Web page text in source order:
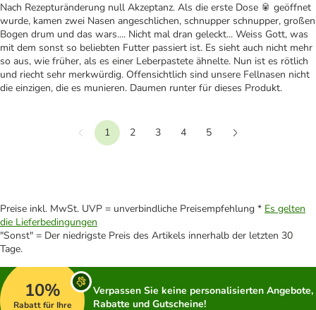
Nach Rezepturänderung null Akzeptanz. Als die erste Dose 🥫 geöffnet
wurde, kamen zwei Nasen angeschlichen, schnupper schnupper, großen
Bogen drum und das wars.... Nicht mal dran geleckt... Weiss Gott, was
mit dem sonst so beliebten Futter passiert ist. Es sieht auch nicht mehr
so aus, wie früher, als es einer Leberpastete ähnelte. Nun ist es rötlich
und riecht sehr merkwürdig. Offensichtlich sind unsere Fellnasen nicht
die einzigen, die es munieren. Daumen runter für dieses Produkt.
Vorherige
1 2 3 4
5
Preise inkl. MwSt. UVP = unverbindliche Preisempfehlung * Es gelten
die Lieferbedingungen
"Sonst" = Der niedrigste Preis des Artikels innerhalb der letzten 30
Tage.
10%
Rabatt für Ihre
Verpassen Sie keine personalisierten Angebote,
Rabatte und Gutscheine!